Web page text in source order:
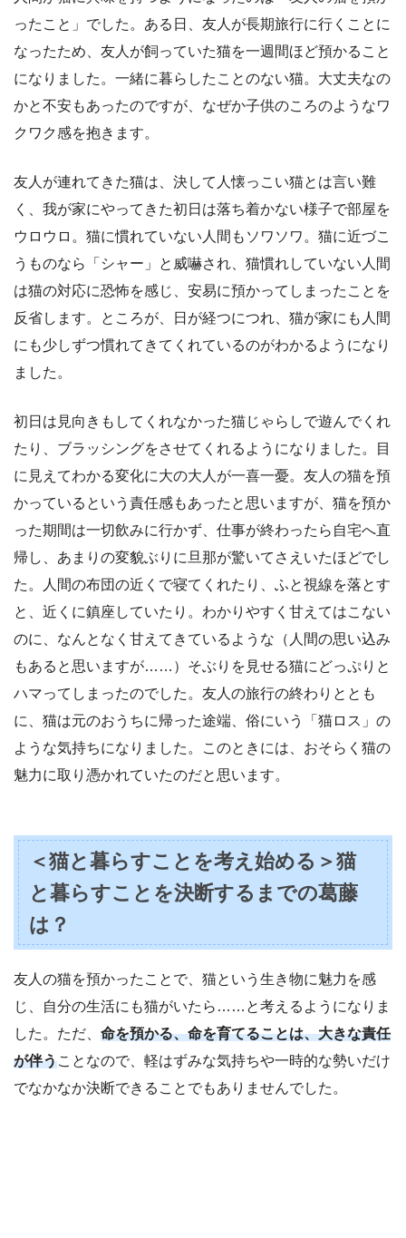
ったこと」でした。ある日、友人が長期旅行に行くことに
なったため、友人が飼っていた猫を一週間ほど預かること
になりました。一緒に暮らしたことのない猫。大丈夫なの
かと不安もあったのですが、なぜか子供のころのようなワ
クワク感を抱きます。
友人が連れてきた猫は、決して人懐っこい猫とは言い難
く、我が家にやってきた初日は落ち着かない様子で部屋を
ウロウロ。猫に慣れていない人間もソワソワ。猫に近づこ
うものなら「シャー」と威嚇され、猫慣れしていない人間
は猫の対応に恐怖を感じ、安易に預かってしまったことを
反省します。ところが、日が経つにつれ、猫が家にも人間
にも少しずつ慣れてきてくれているのがわかるようになり
ました。
初日は見向きもしてくれなかった猫じゃらしで遊んでくれ
たり、ブラッシングをさせてくれるようになりました。目
に見えてわかる変化に大の大人が一喜一憂。友人の猫を預
かっているという責任感もあったと思いますが、猫を預か
った期間は一切飲みに行かず、仕事が終わったら自宅へ直
帰し、あまりの変貌ぶりに旦那が驚いてさえいたほどでし
た。人間の布団の近くで寝てくれたり、ふと視線を落とす
と、近くに鎮座していたり。わかりやすく甘えてはこない
のに、なんとなく甘えてきているような（人間の思い込み
もあると思いますが……）そぶりを見せる猫にどっぷりと
ハマってしまったのでした。友人の旅行の終わりととも
に、猫は元のおうちに帰った途端、俗にいう「猫ロス」の
ような気持ちになりました。このときには、おそらく猫の
魅力に取り憑かれていたのだと思います。
＜猫と暮らすことを考え始める＞猫
と暮らすことを決断するまでの葛藤
は？
友人の猫を預かったことで、猫という生き物に魅力を感
じ、自分の生活にも猫がいたら……と考えるようになりま
した。ただ、 命を預かる、命を育てることは、大きな責任
が伴うことなので、軽はずみな気持ちや一時的な勢いだけ
でなかなか決断できることでもありませんでした。